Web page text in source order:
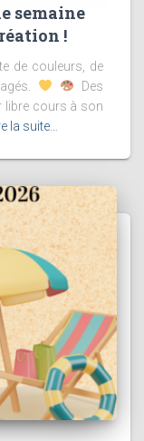
semaine
!
de couleurs, de
Des
libre cours à son
la suite…